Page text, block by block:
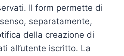
Il form permette di
separatamente,
della creazione di
all’utente iscritto. La